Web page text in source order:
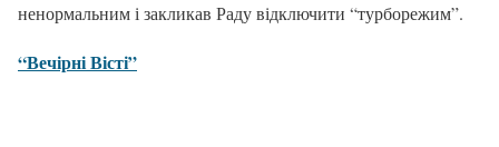
ненормальним і закликав Раду відключити “турборежим”.
“Вечірні Вісті”